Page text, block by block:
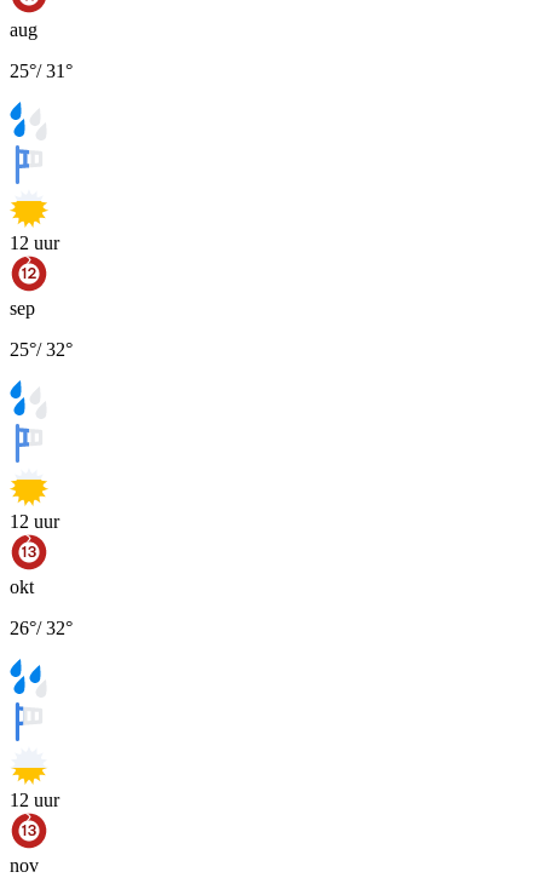
aug
25°/31°
12 uur
sep
25°/32°
12 uur
okt
26°/32°
12 uur
nov